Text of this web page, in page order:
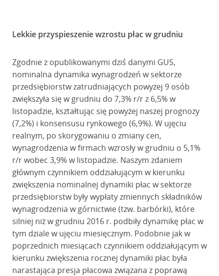
Lekkie przyspieszenie wzrostu płac w grudniu
Zgodnie z opublikowanymi dziś danymi GUS,
nominalna dynamika wynagrodzeń w sektorze
przedsiębiorstw zatrudniających powyżej 9 osób
zwiększyła się w grudniu do 7,3% r/r z 6,5% w
listopadzie, kształtując się powyżej naszej prognozy
(7,2%) i konsensusu rynkowego (6,9%). W ujęciu
realnym, po skorygowaniu o zmiany cen,
wynagrodzenia w firmach wzrosły w grudniu o 5,1%
r/r wobec 3,9% w listopadzie. Naszym zdaniem
głównym czynnikiem oddziałującym w kierunku
zwiększenia nominalnej dynamiki płac w sektorze
przedsiębiorstw były wypłaty zmiennych składników
wynagrodzenia w górnictwie (tzw. barbórki), które
silniej niż w grudniu 2016 r. podbiły dynamikę płac w
tym dziale w ujęciu miesięcznym. Podobnie jak w
poprzednich miesiącach czynnikiem oddziałującym w
kierunku zwiększenia rocznej dynamiki płac była
narastająca presja płacowa związana z poprawą